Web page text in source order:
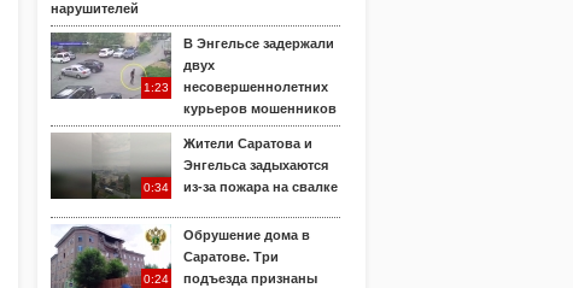
нарушителей
1:23
В Энгельсе задержали
двух
несовершеннолетних
курьеров мошенников
0:34
Жители Саратова и
Энгельса задыхаются
из-за пожара на свалке
0:24
Обрушение дома в
Саратове. Три
подъезда признаны